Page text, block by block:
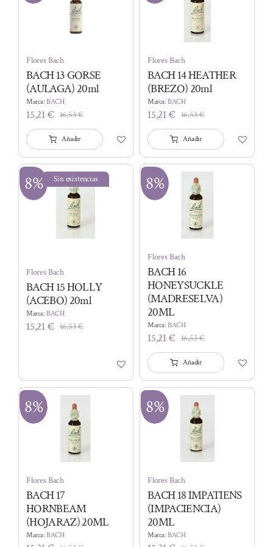
Flores Bach
BACH 13 GORSE
(AULAGA) 20ml
Marca:BACH
16,53€El
precio
original
era:
16,53 €.
15,21€
El
precio
actual
es:
15,21 €.
Añadir
Flores Bach
BACH 14 HEATHER
(BREZO) 20ml
Marca:BACH
16,53€El
precio
original
era:
16,53 €.
15,21€
El
precio
actual
es:
15,21 €.
Añadir
Sin existencias
8%
Flores Bach
BACH 15 HOLLY
(ACEBO) 20ml
Marca:BACH
16,53€El
16,53 €.
15,21€
El
15,21 €.
8%
Flores Bach
BACH 16
HONEYSUCKLE
(MADRESELVA)
20ML
Marca:BACH
16,53€El
precio
original
era:
16,53 €.
15,21€
El
precio
actual
es:
15,21 €.
Añadir
8%
Flores Bach
BACH 17
HORNBEAM
(HOJARAZ) 20ML
Marca:BACH
8%
Flores Bach
BACH 18 IMPATIENS
(IMPACIENCIA)
20ML
Marca:BACH